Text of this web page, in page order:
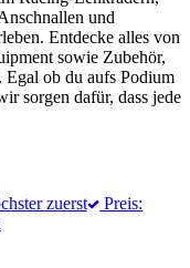
und
Entdecke alles von
sowie Zubehör,
ob du aufs Podium
sorgen dafür, dass jede
zuerst
Preis: